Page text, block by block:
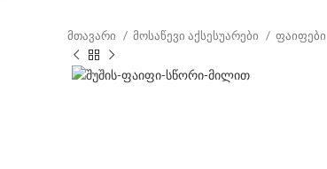
მთავარი მოსაწევი აქსესუარები ფაიფები